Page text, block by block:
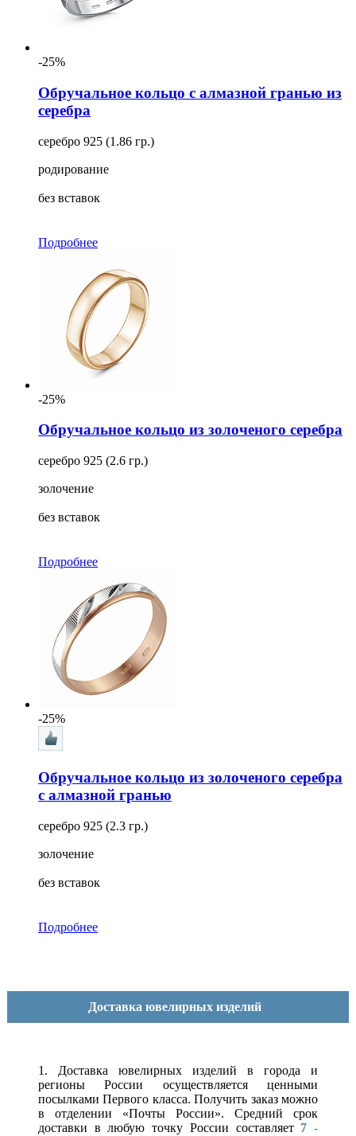
-25%
Обручальное кольцо с алмазной гранью из
серебра
серебро 925 (1.86 гр.)
родирование
без вставок
Подробнее
-25%
Обручальное кольцо из золоченого серебра
серебро 925 (2.6 гр.)
золочение
без вставок
Подробнее
-25%
Обручальное кольцо из золоченого серебра
с алмазной гранью
серебро 925 (2.3 гр.)
золочение
без вставок
Подробнее
Доставка ювелирных изделий
1. Доставка ювелирных изделий в города и
регионы России осуществляется ценными
посылками Первого класса. Получить заказ можно
в отделении «Почты России». Средний срок
доставки в любую точку России составляет 7 -